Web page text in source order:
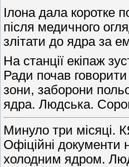
Ілона дала коротке
після медичного
злітати до ядра за
На станції екіпаж
Ради почав
зони, заборони
ядра. Людська.
Минуло три місяці.
Офіційні документи
холодним ядром.